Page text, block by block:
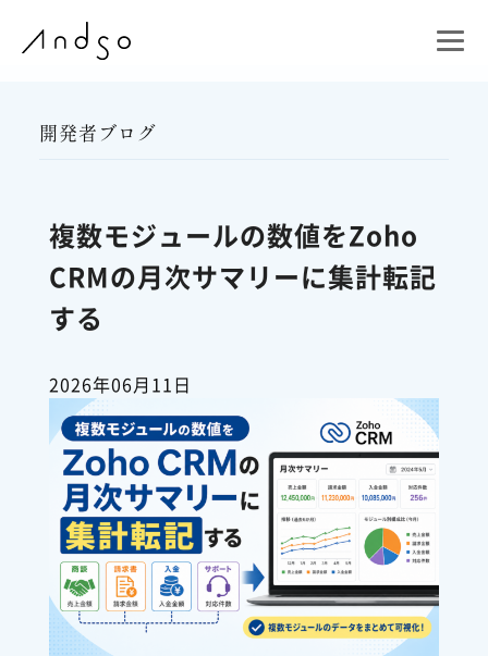
開発者ブログ
複数モジュールの数値をZoho
CRMの月次サマリーに集計転記
する
2026年06月11日